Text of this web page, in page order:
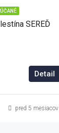
SEREĎ
Detail
pred 5 mesiacov